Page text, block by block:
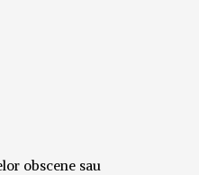
obscene sau